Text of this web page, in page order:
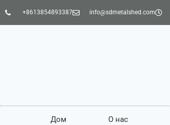
+8613854893387 info@sdmetalshed.com
Дом О нас